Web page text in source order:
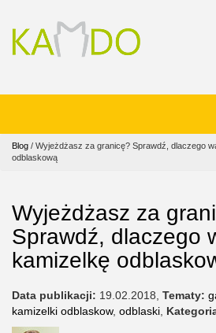
Blog / Wyjeżdżasz za granicę? Sprawdź, dlaczego
odblaskową
Wyjeżdżasz za
Sprawdź, dlaczego
kamizelkę
Data publikacji: 19.02.2018 Tematy:
kamizelki odblaskow, odblaski